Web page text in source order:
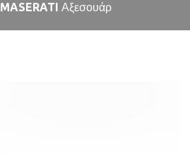
MASERATI Αξεσουάρ